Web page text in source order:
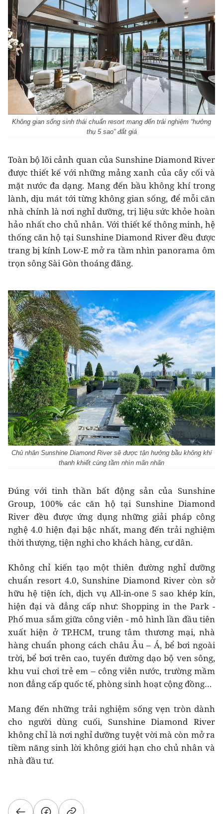
Không gian sống sinh thái chuẩn resort mang đến trải nghiệm “hưởng
thụ 5 sao” đắt giá
Toàn bộ lõi cảnh quan của Sunshine Diamond River
được thiết kế với những mảng xanh của cây cối và
mặt nước đa dạng. Mang đến bầu không khí trong
lành, dịu mát tới từng không gian sống, để mỗi căn
nhà chính là nơi nghỉ dưỡng, trị liệu sức khỏe hoàn
hảo nhất cho chủ nhân. Với thiết kế thông minh, hệ
thống căn hộ tại Sunshine Diamond River đều được
trang bị kính Low-E mở ra tầm nhìn panorama ôm
trọn sông Sài Gòn thoáng đãng.
Chủ nhân Sunshine Diamond River sẽ được tận hưởng bầu không khí
thanh khiết cùng tầm nhìn mãn nhãn
Đúng với tinh thần bất động sản của Sunshine
Group, 100% các căn hộ tại Sunshine Diamond
River đều được ứng dụng những giải pháp công
nghệ 4.0 hiện đại bậc nhất, mang đến trải nghiệm
thời thượng, tiện nghi cho khách hàng, cư dân.
Không chỉ kiến tạo một thiên đường nghỉ dưỡng
chuẩn resort 4.0, Sunshine Diamond River còn sở
hữu hệ tiện ích, dịch vụ All-in-one 5 sao khép kín,
hiện đại và đẳng cấp như: Shopping in the Park -
Phố mua sắm giữa công viên - mô hình lần đầu tiên
xuất hiện ở TP.HCM, trung tâm thương mại, nhà
hàng chuẩn phong cách châu Âu – Á, bể bơi ngoài
trời, bể bơi trên cao, tuyến đường dạo bộ ven sông,
khu vui chơi trẻ em – công viên nước, trường mầm
non đẳng cấp quốc tế, phòng sinh hoạt cộng đồng…
Mang đến những trải nghiệm sống vẹn tròn dành
cho người dùng cuối, Sunshine Diamond River
không chỉ là nơi nghỉ dưỡng tuyệt vời mà còn mở ra
tiềm năng sinh lời không giới hạn cho chủ nhân và
nhà đầu tư.